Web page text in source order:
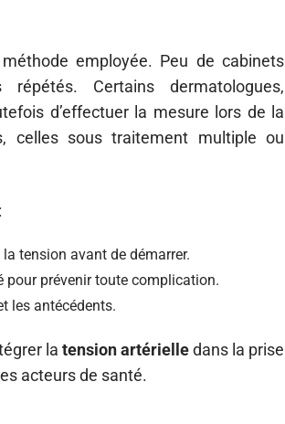
employée. Peu de cabinets
Certains dermatologues,
d’effectuer la mesure lors de la
celles sous traitement multiple ou
tension avant de démarrer.
pour prévenir toute complication.
les antécédents.
la tension artérielledans la prise
acteurs de santé.